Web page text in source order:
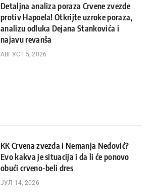
Detaljna analiza poraza Crvene zvezde
protiv Hapoela! Otkrijte uzroke poraza,
analizu odluka Dejana Stankovića i
najavu revanša
АВГУСТ 5, 2026
KK Crvena zvezda i Nemanja Nedović?
Evo kakva je situacija i da li će ponovo
obući crveno-beli dres
ЈУЛ 14, 2026